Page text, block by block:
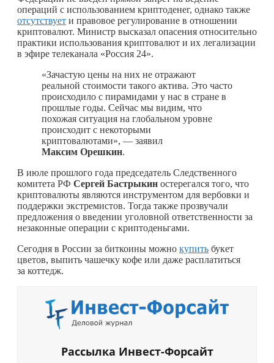
операций с использованием криптоденег, однако также
отсутствует и правовое регулирование в отношении
криптовалют. Министр высказал опасения относительно
практики использования криптовалют и их легализации
в эфире телеканала «Россия 24».
«Зачастую цены на них не отражают
реальной стоимости такого актива. Это часто
происходило с пирамидами у нас в стране в
прошлые годы. Сейчас мы видим, что
похожая ситуация на глобальном уровне
происходит с некоторыми
криптовалютами», — заявил
Максим Орешкин.
В июле прошлого года председатель Следственного
комитета РФ Сергей Бастрыкин остерегался того, что
криптовалюты являются инструментом для вербовки и
поддержки экстремистов. Тогда также прозвучали
предложения о введении уголовной ответственности за
незаконные операции с криптоденьгами.
Сегодня в России за биткоины можно купить букет
цветов, выпить чашечку кофе или даже расплатиться
за коттедж.
Рассылка Инвест-Форсайт